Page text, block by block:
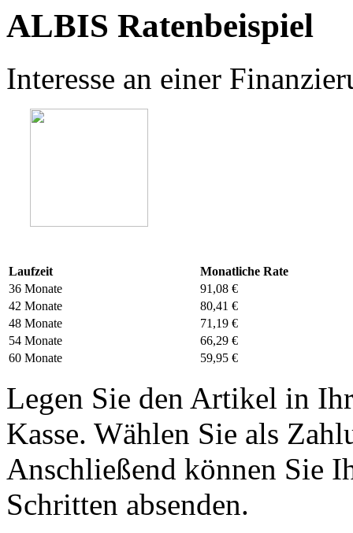
ALBIS Ratenbeispiel
Interesse an einer
Laufzeit
Monatliche Rate
36 Monate
91,08 €
42 Monate
80,41 €
48 Monate
71,19 €
54 Monate
66,29 €
60 Monate
59,95 €
Legen Sie den Artikel in
Kasse. Wählen Sie als
Anschließend können Sie
Schritten absenden.